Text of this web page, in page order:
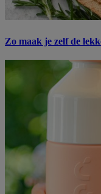
Zo maak je zelf de